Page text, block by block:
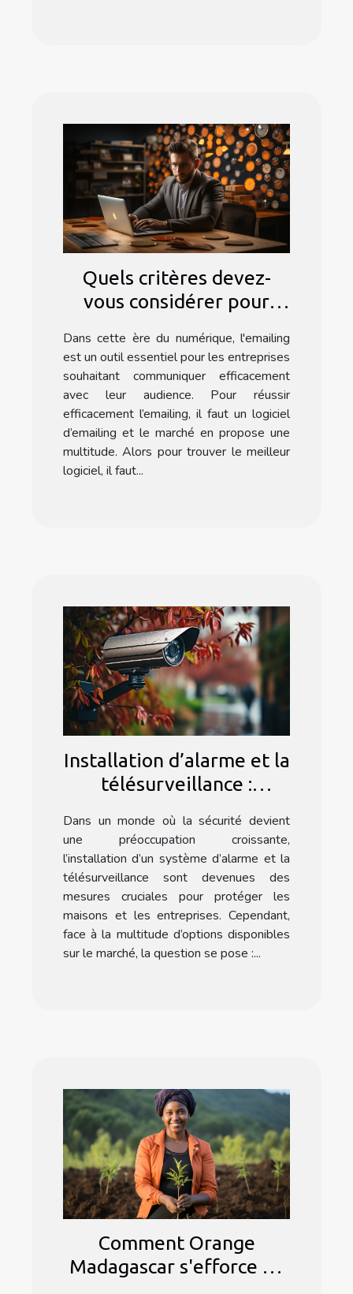
Quels critères devez-
vous considérer pour
d'emailing ?
Dans cette ère du numérique, l'emailing
est un outil essentiel pour les entreprises
souhaitant communiquer efficacement
avec leur audience. Pour réussir
efficacement l’emailing, il faut un logiciel
d’emailing et le marché en propose une
multitude. Alors pour trouver le meilleur
logiciel, il faut...
Installation d’alarme et la
télésurveillance :
une agence spécialisée ?
Dans un monde où la sécurité devient
une préoccupation croissante,
l’installation d’un système d’alarme et la
télésurveillance sont devenues des
mesures cruciales pour protéger les
maisons et les entreprises. Cependant,
face à la multitude d’options disponibles
sur le marché, la question se pose :...
Comment Orange
Madagascar s'efforce de